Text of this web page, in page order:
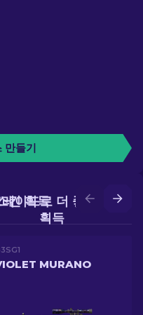
만들기
이드로 더 좋은 스킨
획득
킨 획득
MURANO